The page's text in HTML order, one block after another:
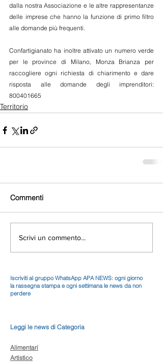
dalla nostra Associazione e le altre rappresentanze
delle imprese che hanno la funzione di primo filtro
alle domande più frequenti.
Confartigianato ha inoltre attivato un numero verde
per le province di Milano, Monza Brianza per
raccogliere ogni richiesta di chiarimento e dare
risposta alle domande degli imprenditori:
800401665
Territorio
Commenti
Scrivi un commento...
Iscriviti al gruppo WhatsApp APA NEWS: ogni giorno
la rassegna stampa e ogni settimana le news da non
perdere
Leggi le news di Categoria
Alimentari
Artistico